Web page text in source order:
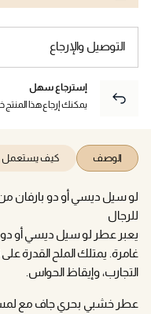
التوصيل والإرجاع
إسترجاع سهل
يمكنك إرجاع هذا المنتج خلال 7
الوصف كيف يستعمل
لو سيل ديسي أو دو بارفان
للرجال
يعبر عطر لو سيل ديسي أو دو
غامرة. يمتلك الملح القدرة
التجارب، وإيقاظ الحواس.
عطر خشبي بحري جاف مع لمسة